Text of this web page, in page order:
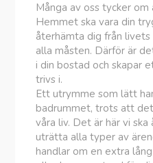
Många av oss tycker
Hemmet ska vara din
återhämta dig från
alla måsten. Därför är
i din bostad och skapar
trivs i.
Ett utrymme som lätt
badrummet, trots att
våra liv. Det är här vi
uträtta alla typer av
handlar om en extra